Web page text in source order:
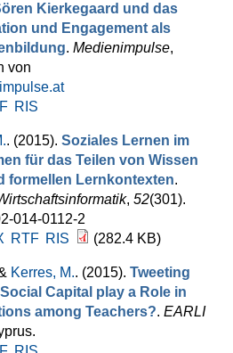
Kierkegaard und das
und Engagement als
. Medienimpulse,
von
RIS
. (2015). Soziales Lernen im
für das Teilen von Wissen
formellen Lernkontexten.
, 52(301).
014-0112-2
RTF RIS (282.4 KB)
Kerres, M.. (2015). Tweeting
Capital play a Role in
among Teachers?. EARLI